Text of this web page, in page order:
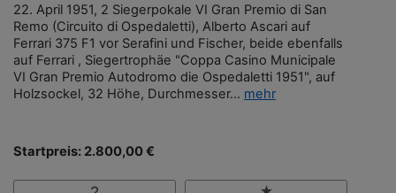
22. April 1951, 2 Siegerpokale VI Gran Premio di San
Remo (Circuito di Ospedaletti), Alberto Ascari auf
Ferrari 375 F1 vor Serafini und Fischer, beide ebenfalls
auf Ferrari , Siegertrophäe "Coppa Casino Municipale
VI Gran Premio Autodromo die Ospedaletti 1951", auf
Holzsockel, 32 Höhe, Durchmesser... mehr
Startpreis: 2.800,00 €